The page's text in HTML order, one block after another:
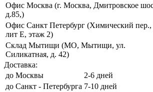
Офис Москва (г. Москва, Дмитровское
д.85,)
Офис Санкт Петербург (Химический пер.,
лит Е, этаж 2)
Склад Мытищи (МО, Мытищи, ул.
Силикатная, д. 42)
Доставка:
до Москвы
2-6 дней
до Санкт - Петербурга 7-10 дней